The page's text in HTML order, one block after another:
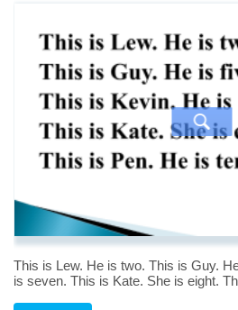
This is Lew. He is two. This is Guy.
is seven. This is Kate. She is eight.